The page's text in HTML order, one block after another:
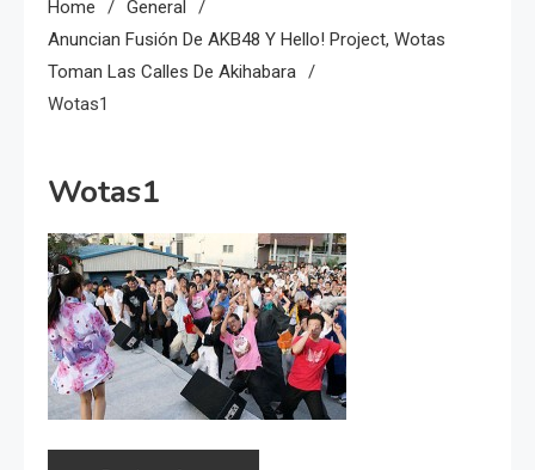
Home
General
Anuncian Fusión De AKB48 Y Hello! Project, Wotas
Toman Las Calles De Akihabara
Wotas1
Wotas1